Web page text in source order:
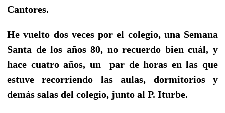
Cantores.
He vuelto dos veces por el colegio, una Semana
Santa de los años 80, no recuerdo bien cuál, y
hace cuatro años, un
par de horas en las que
estuve recorriendo las aulas, dormitorios y
demás salas del colegio, junto al P. Iturbe.